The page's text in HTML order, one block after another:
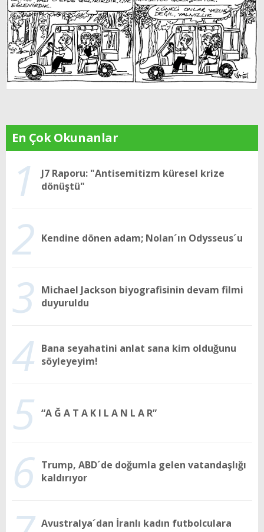
En Çok Okunanlar
1
J7 Raporu: "Antisemitizm küresel krize
dönüştü"
2 Kendine dönen adam; Nolan´ın Odysseus´u
3 Michael Jackson biyografisinin devam filmi
duyuruldu
4 Bana seyahatini anlat sana kim olduğunu
söyleyeyim!
5 “A Ğ A T A K I L A N L A R”
6 Trump, ABD´de doğumla gelen vatandaşlığı
kaldırıyor
Avustralya´dan İranlı kadın futbolculara